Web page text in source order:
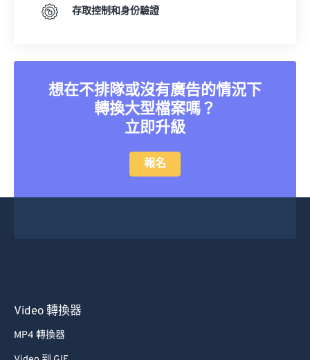
存取控制和身份驗證
想在不排隊或沒有廣告的情況下
轉換大型檔案嗎？
立即升級
報名
Video 轉換器
MP4 轉換器